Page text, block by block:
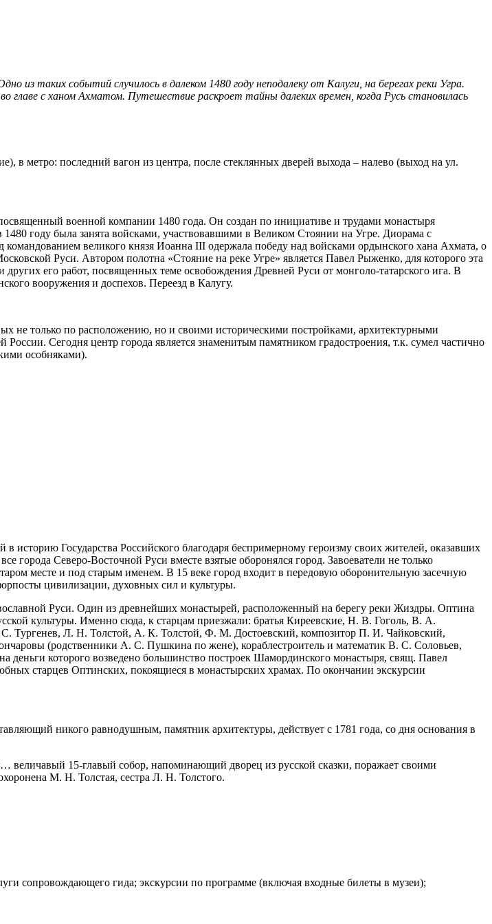
таких событий случилось в далеком 1480 году неподалеку от Калуги, на берегах реки Угра.
с ханом Ахматом. Путешествие раскроет тайны далеких времен, когда Русь становилась
в метро: последний вагон из центра, после стеклянных дверей выхода – налево (выход на ул.
военной компании 1480 года. Он создан по инициативе и трудами монастыря
году была занята войсками, участвовавшими в Великом Стоянии на Угре. Диорама с
командованием великого князя Иоанна III одержала победу над войсками ордынского хана Ахмата, о
Руси. Автором полотна «Стояние на реке Угре» является Павел Рыженко, для которого эта
его работ, посвященных теме освобождения Древней Руси от монголо-татарского ига. В
вооружения и доспехов. Переезд в Калугу.
не только по расположению, но и своими историческими постройками, архитектурными
Сегодня центр города является знаменитым памятником градостроения, т.к. сумел частично
особняками).
Государства Российского благодаря беспримерному героизму своих жителей, оказавших
города Северо-Восточной Руси вместе взятые оборонялся город. Завоеватели не только
месте и под старым именем. В 15 веке город входит в передовую оборонительную засечную
цивилизации, духовных сил и культуры.
Руси. Один из древнейших монастырей, расположенный на берегу реки Жиздры. Оптина
культуры. Именно сюда, к старцам приезжали: братья Киреевские, Н. В. Гоголь, В. А.
Тургенев, Л. Н. Толстой, А. К. Толстой, Ф. М. Достоевский, композитор П. И. Чайковский,
(родственники А. С. Пушкина по жене), кораблестроитель и математик В. С. Соловьев,
которого возведено большинство построек Шамординского монастыря, свящ. Павел
старцев Оптинских, покоящиеся в монастырских храмах. По окончании экскурсии
никого равнодушным, памятник архитектуры, действует с 1781 года, со дня основания в
15-главый собор, напоминающий дворец из русской сказки, поражает своими
М. Н. Толстая, сестра Л. Н. Толстого.
сопровождающего гида; экскурсии по программе (включая входные билеты в музеи);